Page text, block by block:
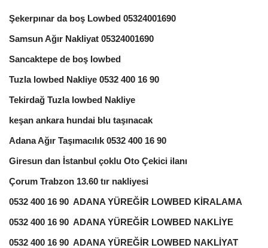
Şekerpınar da boş Lowbed 05324001690
Samsun Ağır Nakliyat 05324001690
Sancaktepe de boş lowbed
Tuzla lowbed Nakliye 0532 400 16 90
Tekirdağ Tuzla lowbed Nakliye
keşan ankara hundai blu taşınacak
Adana Ağır Taşımacılık 0532 400 16 90
Giresun dan İstanbul çoklu Oto Çekici ilanı
Çorum Trabzon 13.60 tır nakliyesi
0532 400 16 90 ADANA YÜREĞİR LOWBED KİRALAMA
0532 400 16 90 ADANA YÜREĞİR LOWBED NAKLİYE
0532 400 16 90 ADANA YÜREĞİR LOWBED NAKLİYAT